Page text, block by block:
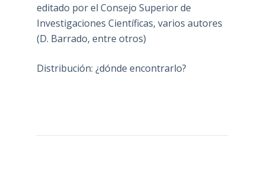
editado por el Consejo Superior de
Investigaciones Científicas, varios autores
(D. Barrado, entre otros)
Distribución: ¿dónde encontrarlo?